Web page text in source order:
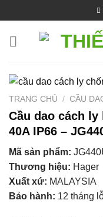
qua
nội
TRANG CHỦ / CẦU
Cầu dao cách
40A IP66 –
Mã sản phẩm:
Thương hiệu: Hager
Xuất xứ: MALAYSIA
Bảo hành: 12 tháng